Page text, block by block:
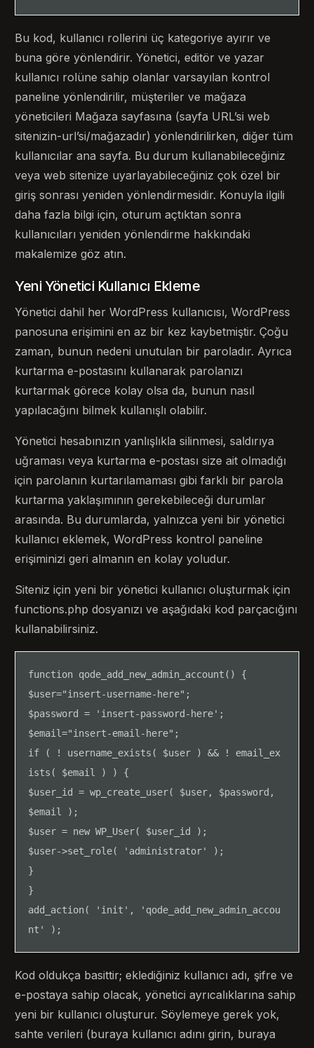
Bu kod, kullanıcı rollerini üç kategoriye ayırır ve
buna göre yönlendirir. Yönetici, editör ve yazar
kullanıcı rolüne sahip olanlar varsayılan kontrol
paneline yönlendirilir, müşteriler ve mağaza
yöneticileri Mağaza sayfasına (sayfa URL’si web
sitenizin-url’si/mağazadır) yönlendirilirken, diğer tüm
kullanıcılar ana sayfa. Bu durum kullanabileceğiniz
veya web sitenize uyarlayabileceğiniz çok özel bir
giriş sonrası yeniden yönlendirmesidir. Konuyla ilgili
daha fazla bilgi için, oturum açtıktan sonra
kullanıcıları yeniden yönlendirme hakkındaki
makalemize göz atın.
Yeni Yönetici Kullanıcı Ekleme
Yönetici dahil her WordPress kullanıcısı, WordPress
panosuna erişimini en az bir kez kaybetmiştir. Çoğu
zaman, bunun nedeni unutulan bir paroladır. Ayrıca
kurtarma e-postasını kullanarak parolanızı
kurtarmak görece kolay olsa da, bunun nasıl
yapılacağını bilmek kullanışlı olabilir.
Yönetici hesabınızın yanlışlıkla silinmesi, saldırıya
uğraması veya kurtarma e-postası size ait olmadığı
için parolanın kurtarılamaması gibi farklı bir parola
kurtarma yaklaşımının gerekebileceği durumlar
arasında. Bu durumlarda, yalnızca yeni bir yönetici
kullanıcı eklemek, WordPress kontrol paneline
erişiminizi geri almanın en kolay yoludur.
Siteniz için yeni bir yönetici kullanıcı oluşturmak için
functions.php dosyanızı ve aşağıdaki kod parçacığını
kullanabilirsiniz.
function qode_add_new_admin_account() {
$user="insert-username-here";
$password = 'insert-password-here';
$email="insert-email-here";
if ( ! username_exists( $user ) && ! email_ex
ists( $email ) ) {
$user_id = wp_create_user( $user, $password,
$email );
$user = new WP_User( $user_id );
$user->set_role( 'administrator' );
}
}
add_action( 'init', 'qode_add_new_admin_accou
nt' );
Kod oldukça basittir; eklediğiniz kullanıcı adı, şifre ve
e-postaya sahip olacak, yönetici ayrıcalıklarına sahip
yeni bir kullanıcı oluşturur. Söylemeye gerek yok,
sahte verileri (buraya kullanıcı adını girin, buraya